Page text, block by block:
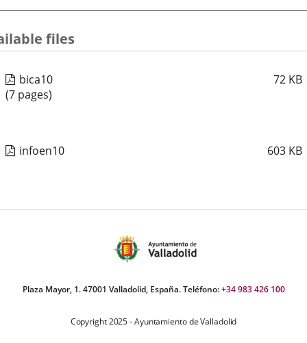
files
bica10 72 KB
(7 pages)
infoen10 603 KB
Plaza Mayor, 1. 47001 Valladolid, España. Teléfono:+34 983 426 100
Copyright 2025 - Ayuntamiento de Valladolid